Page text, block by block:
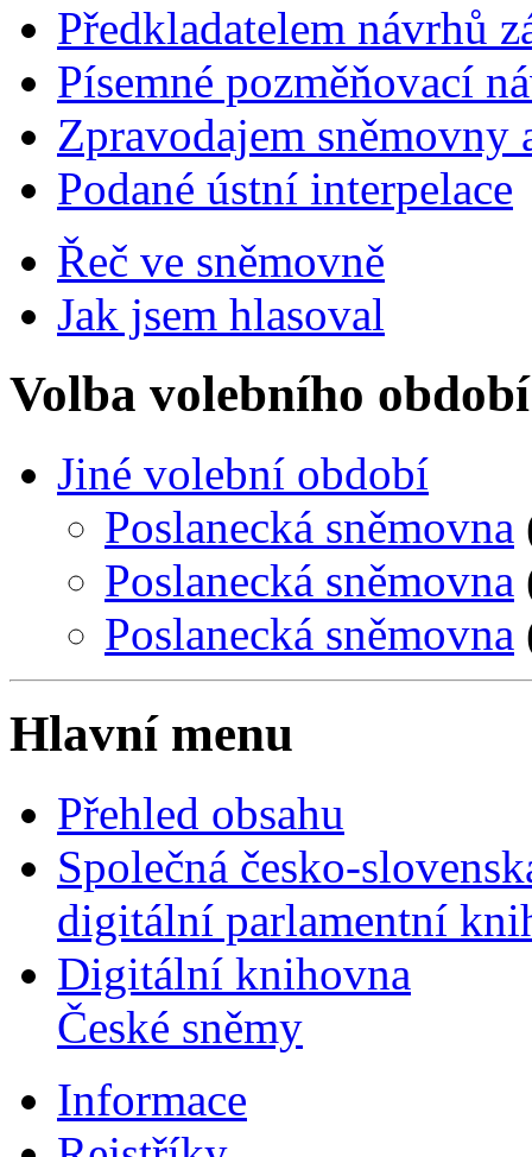
Předkladatelem návrhů
Písemné pozměňovací
Zpravodajem
Podané ústní interpelace
Řeč ve sněmovně
Jak jsem hlasoval
Volba volebního období
Jiné volební období
Poslanecká sněmovna
Poslanecká sněmovna
Poslanecká sněmovna
Hlavní menu
Přehled obsahu
Společná česko-
digitální parlamentní
Digitální knihovna
České sněmy
Informace